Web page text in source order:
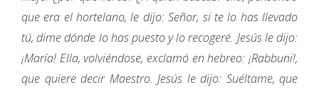
que era el hortelano, le dijo: Señor, si te lo has llevado
tú, dime dónde lo has puesto y lo recogeré. Jesús le dijo:
¡María! Ella, volviéndose, exclamó en hebreo: ¡Rabbuni!,
que quiere decir Maestro. Jesús le dijo: Suéltame, que